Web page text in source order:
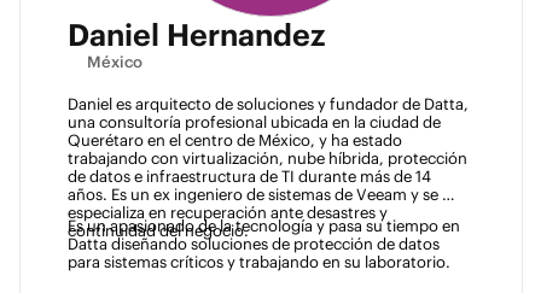
Daniel Hernandez
México
Daniel es arquitecto de soluciones y fundador de Datta,
una consultoría profesional ubicada en la ciudad de
Querétaro en el centro de México, y ha estado
trabajando con virtualización, nube híbrida, protección
de datos e infraestructura de TI durante más de 14
años. Es un ex ingeniero de sistemas de Veeam y se
especializa en recuperación ante desastres y
continuidad del negocio.
Es un apasionado de la tecnología y pasa su tiempo en
Datta diseñando soluciones de protección de datos
para sistemas críticos y trabajando en su laboratorio.